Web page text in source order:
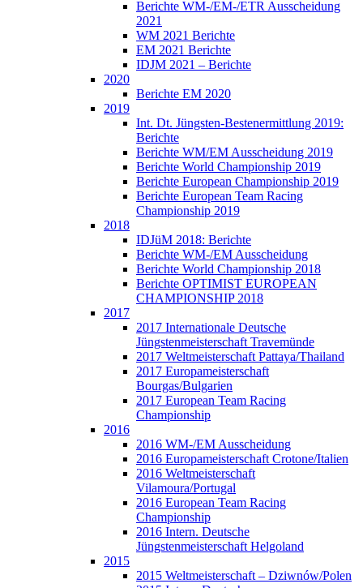
Berichte WM-/EM-/ETR Ausscheidung
2021
WM 2021 Berichte
EM 2021 Berichte
IDJM 2021 – Berichte
2020
Berichte EM 2020
2019
Int. Dt. Jüngsten-Bestenermittlung 2019:
Berichte
Berichte WM/EM Ausscheidung 2019
Berichte World Championship 2019
Berichte European Championship 2019
Berichte European Team Racing
Championship 2019
2018
IDJüM 2018: Berichte
Berichte WM-/EM Ausscheidung
Berichte World Championship 2018
Berichte OPTIMIST EUROPEAN
CHAMPIONSHIP 2018
2017
2017 Internationale Deutsche
Jüngstenmeisterschaft Travemünde
2017 Weltmeisterschaft Pattaya/Thailand
2017 Europameisterschaft
Bourgas/Bulgarien
2017 European Team Racing
Championship
2016
2016 WM-/EM Ausscheidung
2016 Europameisterschaft Crotone/Italien
2016 Weltmeisterschaft
Vilamoura/Portugal
2016 European Team Racing
Championship
2016 Intern. Deutsche
Jüngstenmeisterschaft Helgoland
2015
2015 Weltmeisterschaft – Dziwnów/Polen